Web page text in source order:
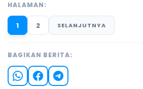
HALAMAN:
1 2 SELANJUTNYA
BAGIKAN BERITA: